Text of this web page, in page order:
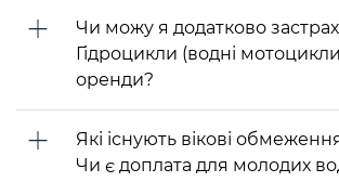
Чи можу я додатково
Гідроцикли (водні
оренди?
Які існують вікові
Чи є доплата для молодих